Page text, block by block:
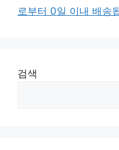
로부터 0일 이내 배송
검색